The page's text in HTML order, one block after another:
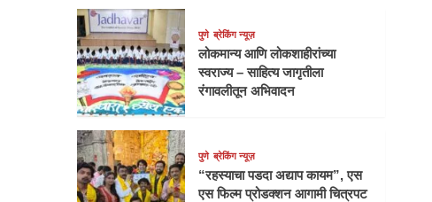
पुणे ब्रेकिंग न्यूज़
लोकमान्य आणि लोकशाहीरांच्या
स्वराज्य – साहित्य जागृतीला
रंगावलीतून अभिवादन
पुणे ब्रेकिंग न्यूज़
“रहस्याचा पडदा अद्याप कायम”, एस
एस फिल्म प्रोडक्शन आगामी चित्रपट